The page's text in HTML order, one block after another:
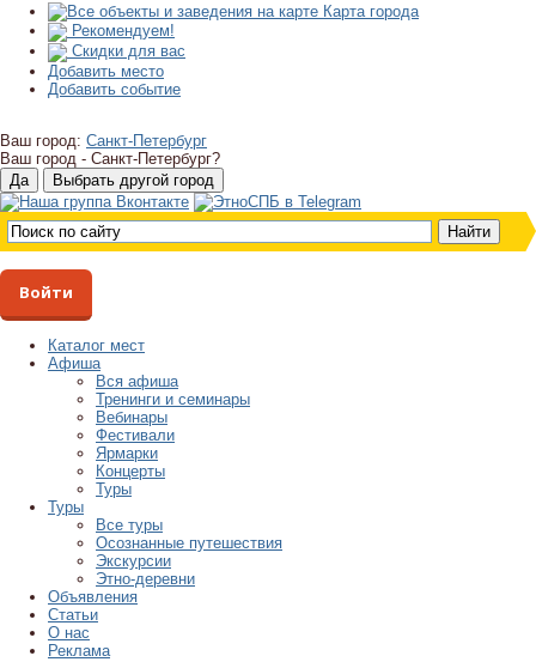
Карта города
Рекомендуем!
Скидки для вас
Добавить место
Добавить событие
Ваш город: Санкт-Петербург
Ваш город - Санкт-Петербург?
Войти
Каталог мест
Афиша
Вся афиша
Тренинги и семинары
Вебинары
Фестивали
Ярмарки
Концерты
Туры
Туры
Все туры
Осознанные путешествия
Экскурсии
Этно-деревни
Объявления
Статьи
О нас
Реклама